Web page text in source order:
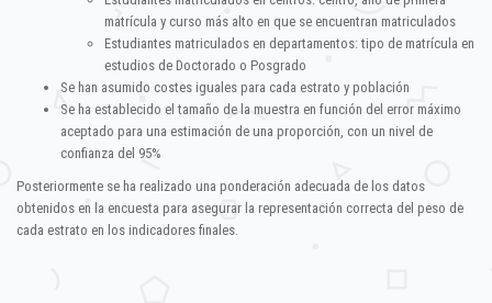
matrícula y curso más alto en que se encuentran matriculados
Estudiantes matriculados en departamentos: tipo de matrícula en
estudios de Doctorado o Posgrado
Se han asumido costes iguales para cada estrato y población
Se ha establecido el tamaño de la muestra en función del error máximo
aceptado para una estimación de una proporción, con un nivel de
confianza del 95%
Posteriormente se ha realizado una ponderación adecuada de los datos
obtenidos en la encuesta para asegurar la representación correcta del peso de
cada estrato en los indicadores finales.